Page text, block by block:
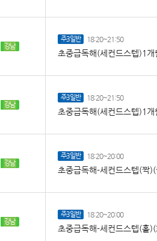
강남
주3일반 18:20~21:50
초중급독해(세컨드스텝)1
강남
주3일반 18:20~21:50
초중급독해(세컨드스텝)1
강남
주3일반 18:20~20:00
초중급독해-세컨드스텝(짝
강남
주3일반 18:20~20:00
초중급독해-세컨드스텝(홀